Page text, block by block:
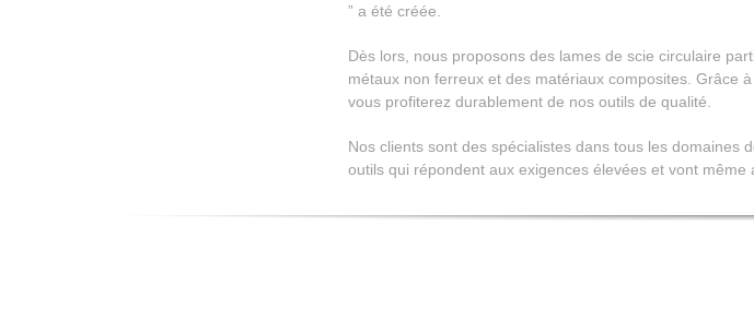
” a été créée.
Dès lors, nous proposons des lames de scie circulaire
métaux non ferreux et des matériaux composites. Grâce
vous profiterez durablement de nos outils de qualité.
Nos clients sont des spécialistes dans tous les domaines
outils qui répondent aux exigences élevées et vont même